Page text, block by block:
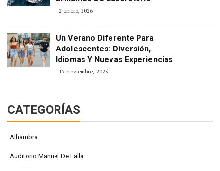
2 enero, 2026
Un Verano Diferente Para
Adolescentes: Diversión,
Idiomas Y Nuevas Experiencias
17 noviembre, 2025
CATEGORÍAS
Alhambra
Auditorio Manuel De Falla